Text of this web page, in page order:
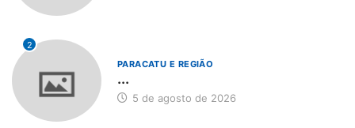
2
PARACATU E REGIÃO
...
5 de agosto de 2026